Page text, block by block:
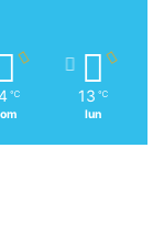
℃ 13 ℃
lun